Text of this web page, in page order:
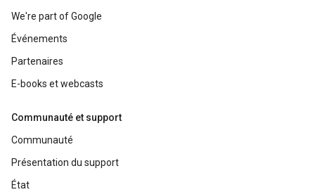
We're part of Google
Événements
Partenaires
E-books et webcasts
Communauté et support
Communauté
Présentation du support
État